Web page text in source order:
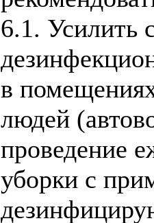
6.1. Усилить
в
людей
проведение
уборки с